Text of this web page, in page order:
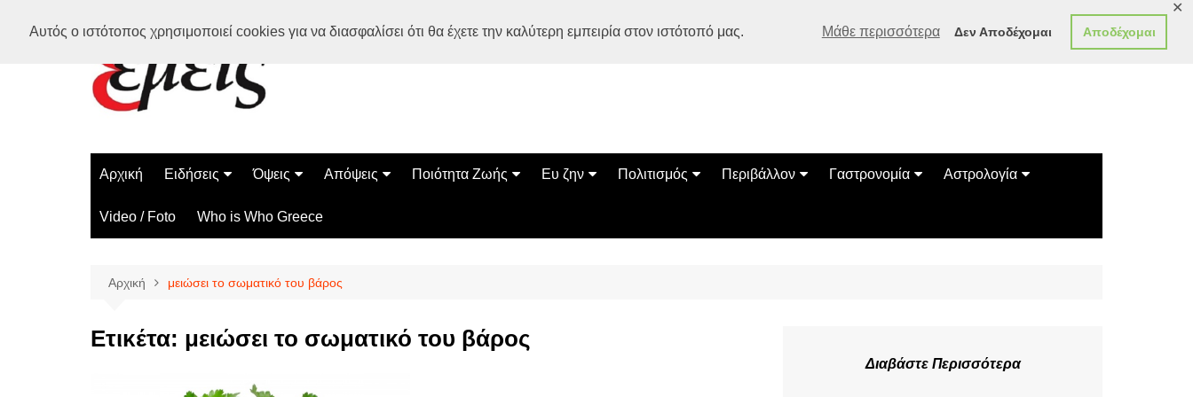
Αυτός ο ιστότοπος χρησιμοποιεί cookies για να διασφαλίσει ότι θα έχετε την καλύτερη εμπειρία στον ιστότοπό μας. Μάθε περισσότερα Δεν Αποδέχομαι Αποδέχομαι
✕
Αρχική Ειδήσεις
Ελλάδα
Διεθνή
Όψεις
Διάστημα
Επιστήμη
Απόψεις
Αρθρογραφία
Ποιότητα Ζωής
Ασκηση
Ευ ζην
Αυτοβελτίωση
Πολιτισμός
Εκδηλώσεις
Περιβάλλον
Οικολογία
Γαστρονομία
Συνταγές
Αστρολογία
Κινέζικο Ωροσκόπιο
Video / Foto Who is Who Greece
Αρχική μειώσει το σωματικό του βάρος
Ετικέτα: μειώσει το σωματικό του βάρος
Διαβάστε Περισσότερα